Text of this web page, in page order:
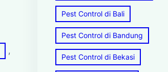
,
Pest Control di Bali
Pest Control di Bandung
Pest Control di Bekasi